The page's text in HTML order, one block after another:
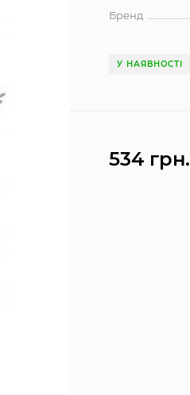
Бренд
У НАЯВНОСТІ
534 грн.